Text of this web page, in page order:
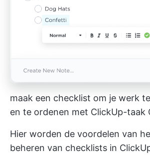
maak een checklist om je werk
en te ordenen met ClickUp-taak
Hier worden de voordelen van
beheren van checklists in